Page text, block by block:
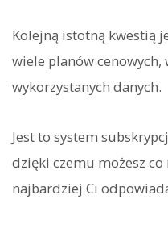
Kolejną istotną kwestią
wiele planów cenowych,
wykorzystanych danych.
Jest to system
dzięki czemu możesz
najbardziej Ci